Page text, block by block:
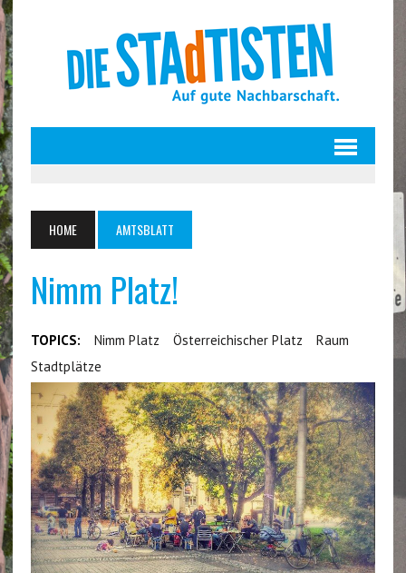
HOME AMTSBLATT
Nimm Platz!
TOPICS: Nimm Platz Österreichischer Platz
Raum
Stadtplätze